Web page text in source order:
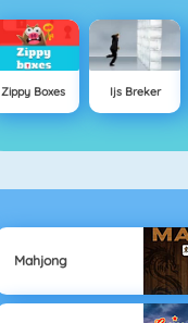
Zippy Boxes Ijs Breker
Mahjong